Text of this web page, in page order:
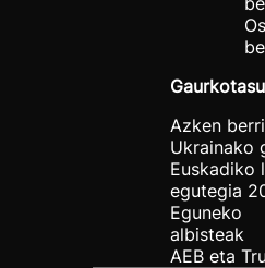
Azken
Ukrainako
Euskadiko
egutegia
Eguneko
albisteak
AEB eta